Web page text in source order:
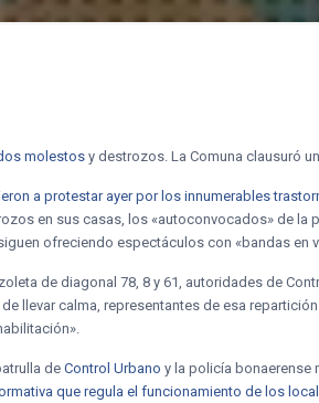
molestos y destrozos. La Comuna clausuró
a protestar ayer por los innumerables
en sus casas, los «autoconvocados» de
ofreciendo espectáculos con «bandas en
de diagonal 78, 8 y 61, autoridades de
llevar calma, representantes de esa
deControl Urbano y la policía bonaerense
que regula el funcionamiento de los